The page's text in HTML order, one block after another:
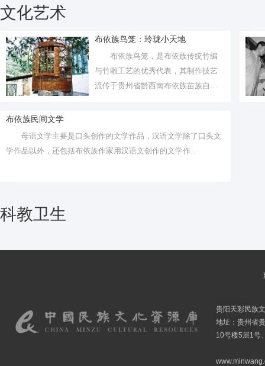
文化艺术
布依族鸟笼：玲珑小天地
布依族鸟笼，是布依族传统竹编
与竹雕工艺的优秀代表，其制作技艺
流传于贵州省黔西南布依族苗族自治
布依族民间文学
母语文学主要是口头创作的文学作品，汉语文学除了口头文
学作品以外，还包括布依族作家用汉语文创作的文学作...
科教卫生
贵阳天彩民族
地址：贵州省
10号楼5层1号